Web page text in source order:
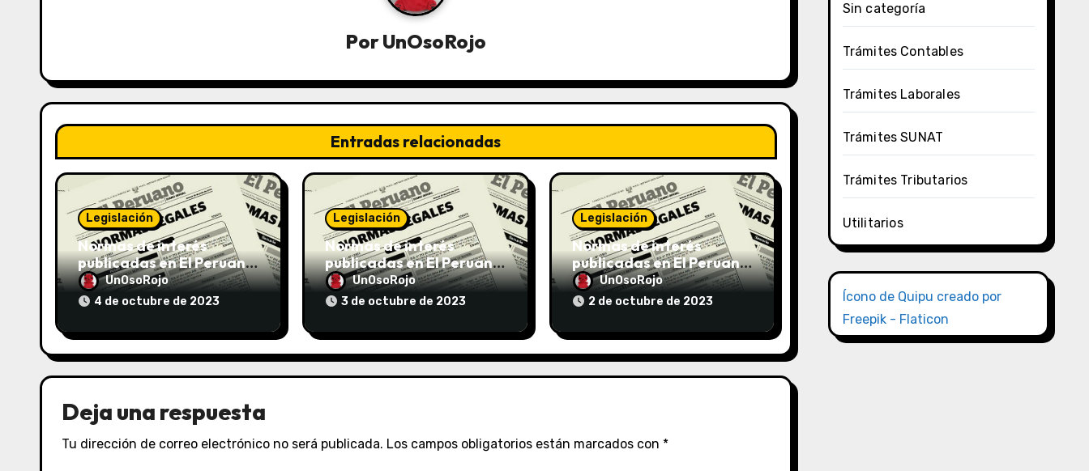
PorUnOsoRojo
Entradas relacionadas
Legislación
Normas de interés
publicadas en El Peruano
el 04/10/2023
UnOsoRojo
4 de octubre de 2023
Legislación
Normas de interés
publicadas en El Peruano
el 03/10/2023
UnOsoRojo
3 de octubre de 2023
Legislación
Normas de interés
publicadas en El Peruano
el 02/10/2023
UnOsoRojo
2 de octubre de 2023
Deja una respuesta
Tu dirección de correo electrónico no será publicada. Los campos obligatorios están marcados con *
Sin categoría
Trámites Contables
Trámites Laborales
Trámites SUNAT
Trámites Tributarios
Utilitarios
Ícono de Quipu creado por
Freepik - Flaticon